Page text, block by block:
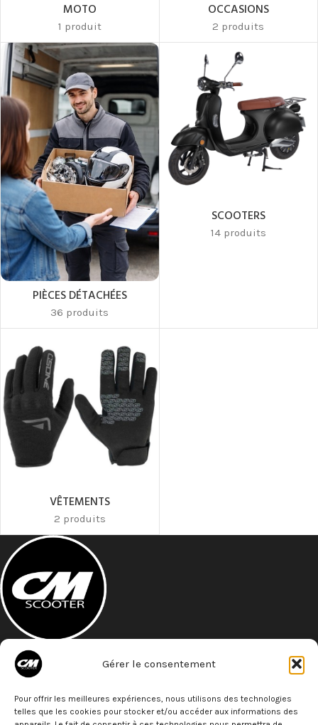
Gérer le consentement
Pour offrir les meilleures expériences, nous utilisons des technologies
telles que les cookies pour stocker et/ou accéder aux informations des
MOTO
1 produit
OCCASIONS
2 produits
PIÈCES DÉTACHÉES
36 produits
SCOOTERS
14 produits
VÊTEMENTS
2 produits
A 5 minutes à pied de la gare St- Roch
27 Bld de Strasbourg
34000 - Montpellier
Téléphone: 07 68 79 79 77